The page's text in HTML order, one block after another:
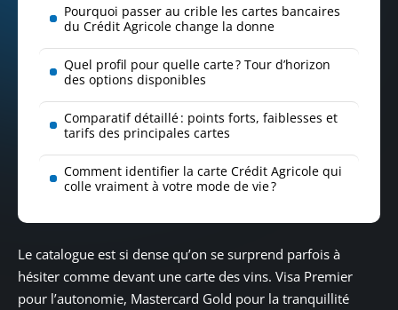
Pourquoi passer au crible les cartes bancaires
du Crédit Agricole change la donne
Quel profil pour quelle carte ? Tour d’horizon
des options disponibles
Comparatif détaillé : points forts, faiblesses et
tarifs des principales cartes
Comment identifier la carte Crédit Agricole qui
colle vraiment à votre mode de vie ?
Le catalogue est si dense qu’on se surprend parfois à
hésiter comme devant une carte des vins. Visa Premier
pour l’autonomie, Mastercard Gold pour la tranquillité